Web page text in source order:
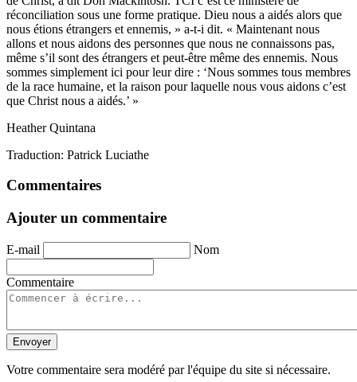
réconciliation sous une forme pratique. Dieu nous a aidés alors que
nous étions étrangers et ennemis, » a-t-i dit. « Maintenant nous
allons et nous aidons des personnes que nous ne connaissons pas,
même s’il sont des étrangers et peut-être même des ennemis. Nous
sommes simplement ici pour leur dire : ‘Nous sommes tous membres
de la race humaine, et la raison pour laquelle nous vous aidons c’est
que Christ nous a aidés.’ »
Heather Quintana
Traduction: Patrick Luciathe
Commentaires
Ajouter un commentaire
E-mail Nom
Commentaire
Envoyer
Votre commentaire sera modéré par l'équipe du site si nécessaire.